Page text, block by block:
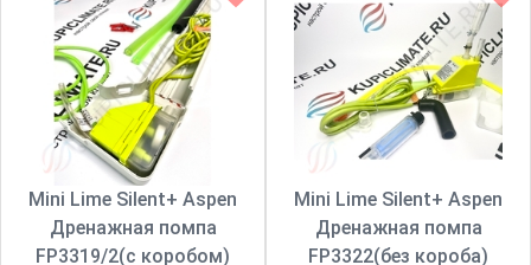
Mini Lime Silent+ Aspen
Дренажная помпа
FP3319/2(с коробом)
Mini Lime Silent+ Aspen
Дренажная помпа
FP3322(без короба)